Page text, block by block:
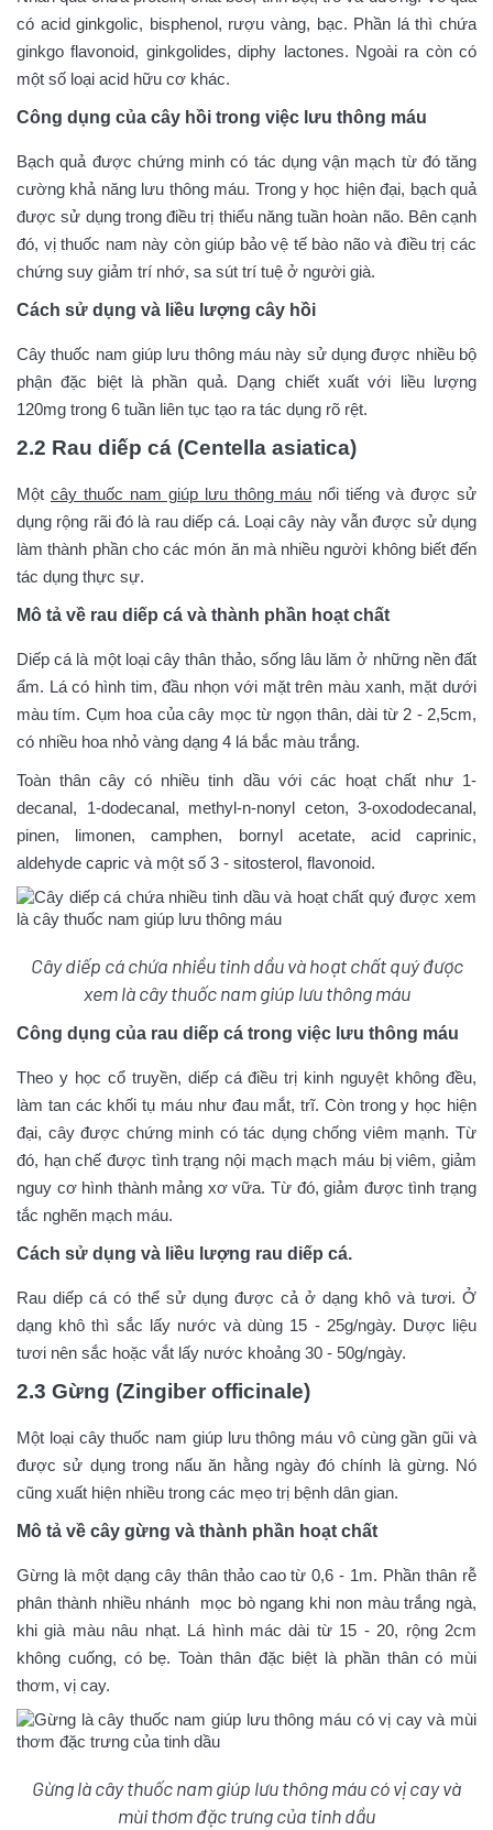
có acid ginkgolic, bisphenol, rượu vàng, bạc. Phần lá thì chứa
ginkgo flavonoid, ginkgolides, diphy lactones. Ngoài ra còn có
một số loại acid hữu cơ khác.
Công dụng của cây hồi trong việc lưu thông máu
Bạch quả được chứng minh có tác dụng vận mạch từ đó tăng
cường khả năng lưu thông máu. Trong y học hiện đại, bạch quả
được sử dụng trong điều trị thiểu năng tuần hoàn não. Bên cạnh
đó, vị thuốc nam này còn giúp bảo vệ tế bào não và điều trị các
chứng suy giảm trí nhớ, sa sút trí tuệ ở người già.
Cách sử dụng và liều lượng cây hồi
Cây thuốc nam giúp lưu thông máu này sử dụng được nhiều bộ
phận đặc biệt là phần quả. Dạng chiết xuất với liều lượng
120mg trong 6 tuần liên tục tạo ra tác dụng rõ rệt.
2.2 Rau diếp cá (Centella asiatica)
Một cây thuốc nam giúp lưu thông máu nổi tiếng và được sử
dụng rộng rãi đó là rau diếp cá. Loại cây này vẫn được sử dụng
làm thành phần cho các món ăn mà nhiều người không biết đến
tác dụng thực sự.
Mô tả về rau diếp cá và thành phần hoạt chất
Diếp cá là một loại cây thân thảo, sống lâu lăm ở những nền đất
ẩm. Lá có hình tim, đầu nhọn với mặt trên màu xanh, mặt dưới
màu tím. Cụm hoa của cây mọc từ ngọn thân, dài từ 2 - 2,5cm,
có nhiều hoa nhỏ vàng dạng 4 lá bắc màu trắng.
Toàn thân cây có nhiều tinh dầu với các hoạt chất như 1-
decanal, 1-dodecanal, methyl-n-nonyl ceton, 3-oxododecanal,
pinen, limonen, camphen, bornyl acetate, acid caprinic,
aldehyde capric và một số 3 - sitosterol, flavonoid.
Cây diếp cá chứa nhiều tinh dầu và hoạt chất quý được
xem là cây thuốc nam giúp lưu thông máu
Công dụng của rau diếp cá trong việc lưu thông máu
Theo y học cổ truyền, diếp cá điều trị kinh nguyệt không đều,
làm tan các khối tụ máu như đau mắt, trĩ. Còn trong y học hiện
đại, cây được chứng minh có tác dụng chống viêm mạnh. Từ
đó, hạn chế được tình trạng nội mạch mạch máu bị viêm, giảm
nguy cơ hình thành mảng xơ vữa. Từ đó, giảm được tình trạng
tắc nghẽn mạch máu.
Cách sử dụng và liều lượng rau diếp cá.
Rau diếp cá có thể sử dụng được cả ở dạng khô và tươi. Ở
dạng khô thì sắc lấy nước và dùng 15 - 25g/ngày. Dược liệu
tươi nên sắc hoặc vắt lấy nước khoảng 30 - 50g/ngày.
2.3 Gừng (Zingiber officinale)
Một loại cây thuốc nam giúp lưu thông máu vô cùng gần gũi và
được sử dụng trong nấu ăn hằng ngày đó chính là gừng. Nó
cũng xuất hiện nhiều trong các mẹo trị bệnh dân gian.
Mô tả về cây gừng và thành phần hoạt chất
Gừng là một dạng cây thân thảo cao từ 0,6 - 1m. Phần thân rễ
phân thành nhiều nhánh mọc bò ngang khi non màu trắng ngà,
khi già màu nâu nhạt. Lá hình mác dài từ 15 - 20, rộng 2cm
không cuống, có bẹ. Toàn thân đặc biệt là phần thân có mùi
thơm, vị cay.
Gừng là cây thuốc nam giúp lưu thông máu có vị cay và
mùi thơm đặc trưng của tinh dầu